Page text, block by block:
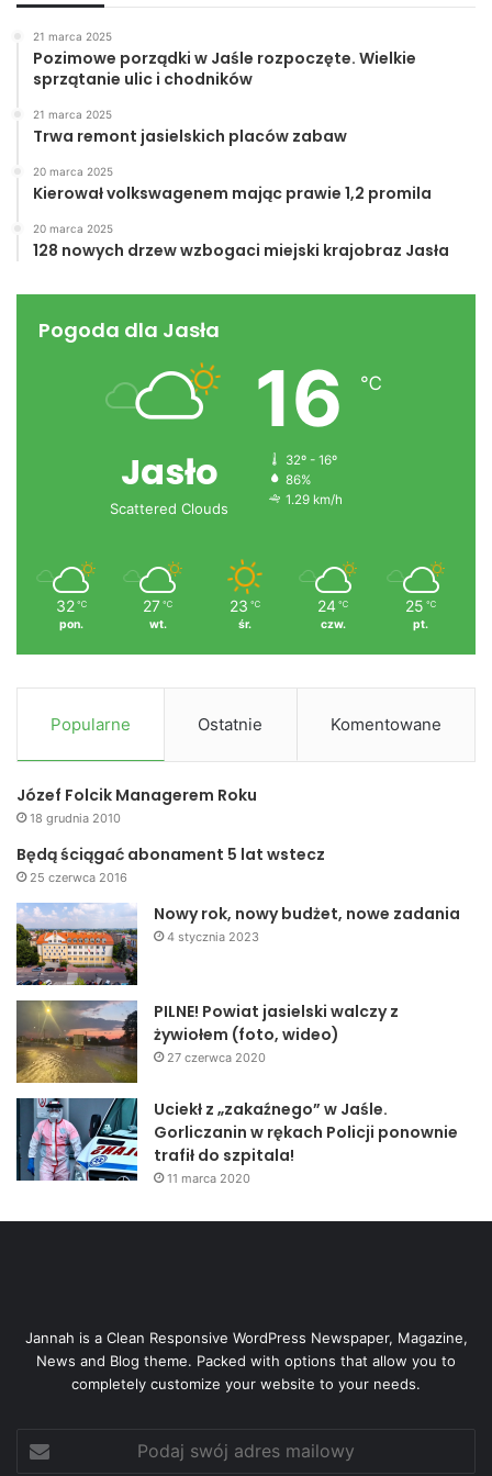
Wojciech Tobiasz w kategorii wagowej do 66 kg. IV
miejsce oraz Bartosz Płaza zajął V miejsce w kategorii
wagowej do 39kg.
Jaślanie łącznie wywalczyli 11 złotych medali, 7 srebrnych i
Serdecznie gratulujemy sukcesów zawodnikom, trenerom,
rodzicom oraz działaczom, dzięki którym z zawodów na
zawody młodzi judocy są coraz skuteczniejsi w
PCz
21 marca 2025
Pozimowe porządki w Jaśle rozpoczęte. Wielkie
sprzątanie ulic i chodników
21 marca 2025
Trwa remont jasielskich placów zabaw
20 marca 2025
Kierował volkswagenem mając prawie 1,2 promila
20 marca 2025
128 nowych drzew wzbogaci miejski krajobraz Jasła
Pogoda dla Jasła
Jasło
Scattered Clouds
16 ℃
32º - 16º
86%
1.29 km/h
32 ℃
pon.
27 ℃
wt.
23 ℃
śr.
24 ℃
czw.
25 ℃
pt.
Popularne Ostatnie Komentowane
Józef Folcik Managerem Roku
18 grudnia 2010
Będą ściągać abonament 5 lat wstecz
25 czerwca 2016
Nowy rok, nowy budżet, nowe zadania
4 stycznia 2023
PILNE! Powiat jasielski walczy z
żywiołem (foto, wideo)
27 czerwca 2020
Uciekł z „zakaźnego” w Jaśle.
Gorliczanin w rękach Policji ponownie
trafił do szpitala!
11 marca 2020
Jannah is a Clean Responsive WordPress Newspaper, Magazine,
News and Blog theme. Packed with options that allow you to
completely customize your website to your needs.
swój